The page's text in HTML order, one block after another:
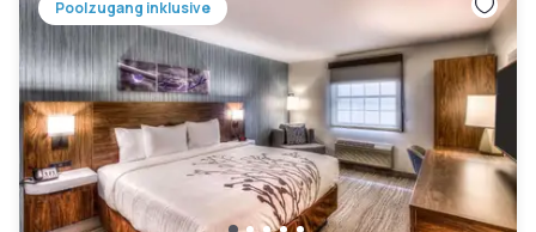
Poolzugang inklusive